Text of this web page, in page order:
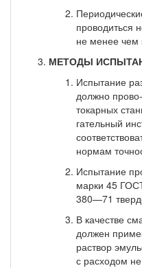
проводиться
не менее чем
МЕТОДЫ
Испытание
должно
токарных
гательный
нормам
Испытание
марки 45
380—71
В качестве
должен
раствор
с расходом